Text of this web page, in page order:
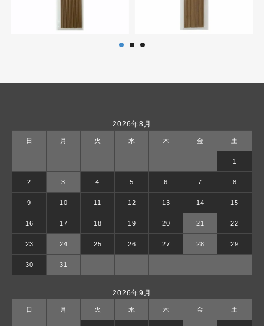
2026年8月
日 月 火 水 木 金 土
1
2 3 4 5 6 7 8
9 10 11 12 13 14 15
16 17 18 19 20 21 22
23 24 25 26 27 28 29
30 31
2026年9月
日 月 火 水 木 金 土